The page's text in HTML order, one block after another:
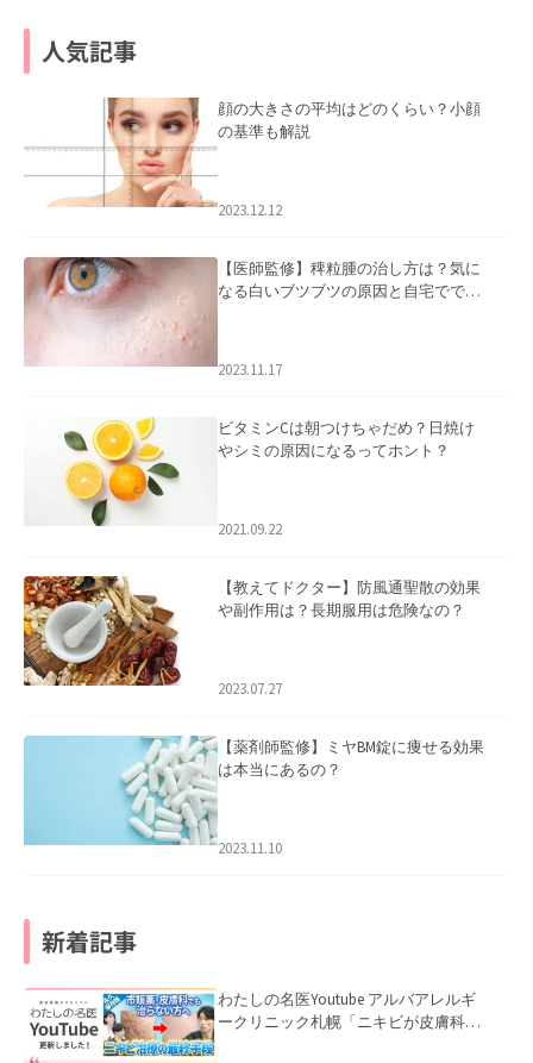
人気記事
顔の大きさの平均はどのくらい？小顔
の基準も解説
2023.12.12
【医師監修】稗粒腫の治し方は？気に
なる白いブツブツの原因と自宅ででき
2023.11.17
ビタミンCは朝つけちゃだめ？日焼け
やシミの原因になるってホント？
2021.09.22
【教えてドクター】防風通聖散の効果
や副作用は？長期服用は危険なの？
2023.07.27
【薬剤師監修】ミヤBM錠に痩せる効果
は本当にあるの？
2023.11.10
新着記事
わたしの名医Youtube アルバアレルギ
ークリニック札幌「ニキビが皮膚科で